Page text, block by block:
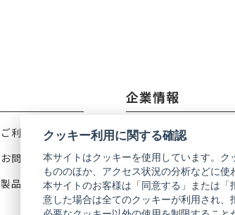
ご利用ガイド
お問い合わせ
製品カタログ
企業情報
リコーイメージング株
会社概要
株式会社リコー
クッキー利用に関する確認
本サイトはクッキーを使用しています。ク
もののほか、アクセス状況の分析などに使
本サイトのお客様は「同意する」または「
意した場合は全てのクッキーが利用され、